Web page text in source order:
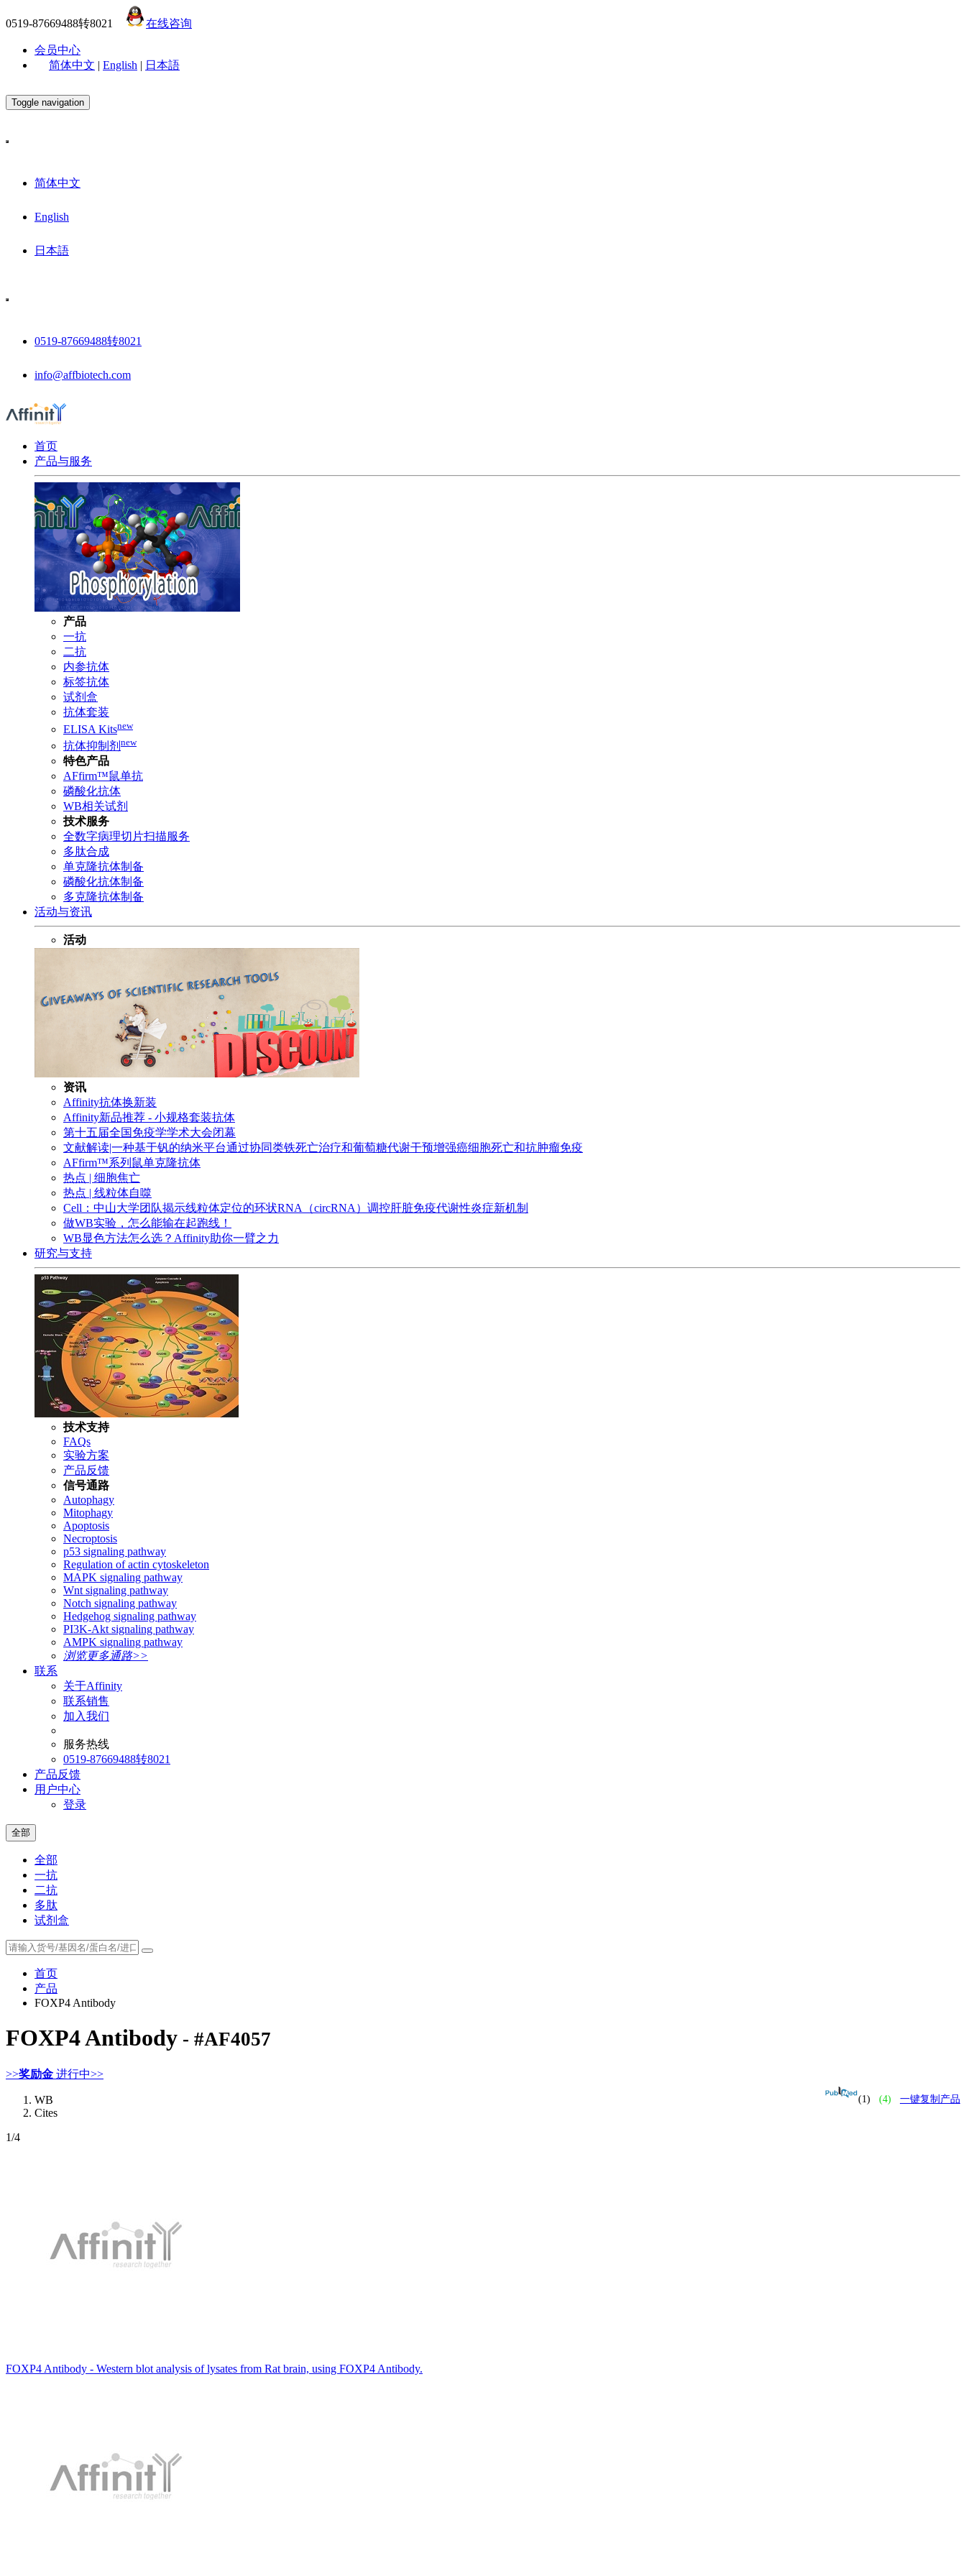
0519-87669488转8021 在线咨询
会员中心
简体中文 | English | 日本語
Toggle navigation
简体中文
English
日本語
0519-87669488转8021
info@affbiotech.com
首页
产品与服务
产品
一抗
二抗
内参抗体
标签抗体
试剂盒
抗体套装
ELISA Kitsnew
抗体抑制剂 new
特色产品
AFfirm™鼠单抗
磷酸化抗体
WB相关试剂
技术服务
全数字病理切片扫描服务
多肽合成
单克隆抗体制备
磷酸化抗体制备
多克隆抗体制备
活动与资讯
活动
资讯
Affinity抗体换新装
Affinity新品推荐 - 小规格套装抗体
第十五届全国免疫学学术大会闭幕
文献解读|一种基于钒的纳米平台通过协同类铁死亡治疗和葡萄糖代谢干预增强癌细胞死亡和抗肿瘤免疫
AFfirm™系列鼠单克隆抗体
热点 | 细胞焦亡
热点 | 线粒体自噬
Cell：中山大学团队揭示线粒体定位的环状RNA（circRNA）调控肝脏免疫代谢性炎症新机制
做WB实验，怎么能输在起跑线！
WB显色方法怎么选？Affinity助你一臂之力
研究与支持
技术支持
FAQs
实验方案
产品反馈
信号通路
Autophagy
Mitophagy
Apoptosis
Necroptosis
p53 signaling pathway
Regulation of actin cytoskeleton
MAPK signaling pathway
Wnt signaling pathway
Notch signaling pathway
Hedgehog signaling pathway
PI3K-Akt signaling pathway
AMPK signaling pathway
浏览更多通路>>
联系
关于Affinity
联系销售
加入我们
服务热线
0519-87669488转8021
产品反馈
用户中心
登录
全部
全部
一抗
二抗
多肽
试剂盒
首页
产品
FOXP4 Antibody
FOXP4 Antibody - #AF4057
>>奖励金 进行中>>
(1) (4) 一键复制产品
WB
Cites
1/4
FOXP4 Antibody - Western blot analysis of lysates from Rat brain, using FOXP4 Antibody.